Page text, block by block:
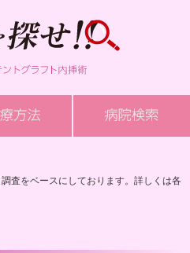
査をベースにしております。詳しくは各